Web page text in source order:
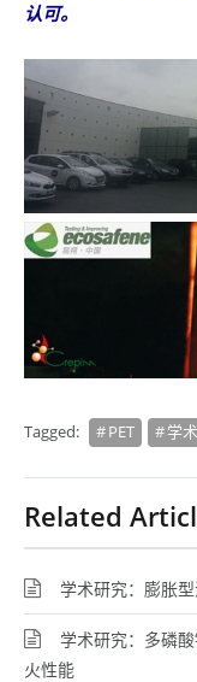
认可。
Tagged: PET 学
Related
学术研究：膨胀
学术研究：多磷
火性能